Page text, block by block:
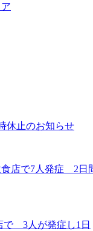
休止のお知らせ
食店で7人発症 2日
で 3人が発症し1日